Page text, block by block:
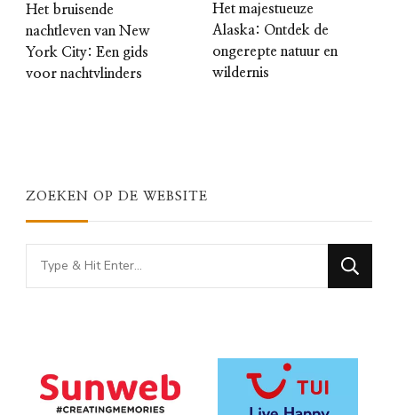
Het bruisende
nachtleven van New
York City: Een gids
voor nachtvlinders
Het majestueuze
Alaska: Ontdek de
ongerepte natuur en
wildernis
ZOEKEN OP DE WEBSITE
Looking
for